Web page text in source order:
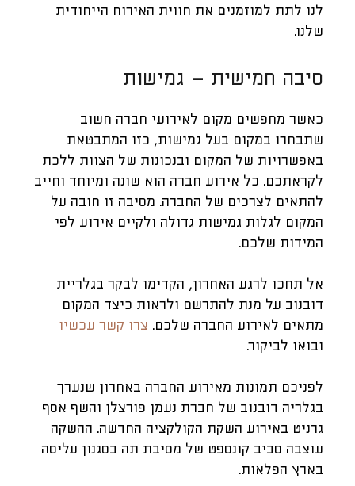
לנו לתת למוזמנים את חווית האירוח הייחודית
שלנו.
סיבה חמישית – גמישות
כאשר מחפשים מקום לאירועי חברה חשוב
שתבחרו במקום בעל גמישות, כזו המתבטאת
באפשרויות של המקום ובנכונות של הצוות ללכת
לקראתכם. כל אירוע חברה הוא שונה ומיוחד וחייב
להתאים לצרכים של החברה. מסיבה זו חובה על
המקום לגלות גמישות גדולה ולקיים אירוע לפי
המידות שלכם.
אל תחכו לרגע האחרון, הקדימו לבקר בגלריית
דובנוב על מנת להתרשם ולראות כיצד המקום
מתאים לאירוע החברה שלכם. צרו קשר עכשיו
ובואו לביקור.
לפניכם תמונות מאירוע החברה באחרון שנערך
בגלריה דובנוב של חברת נעמן פורצלן והשף אסף
גרניט באירוע השקת הקולקציה החדשה. ההשקה
עוצבה סביב קונספט של מסיבת תה בסגנון עליסה
בארץ הפלאות.